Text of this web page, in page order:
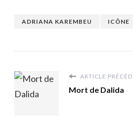
ADRIANA KAREMBEU ICÔNE
ARTICLE
Mort de Dalida